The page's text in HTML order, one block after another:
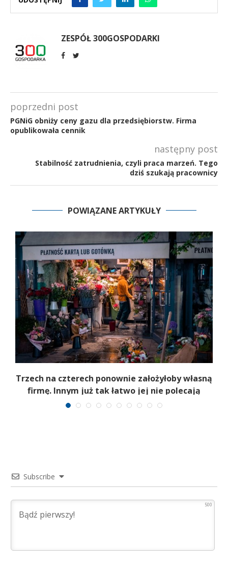
ZESPÓŁ 300GOSPODARKI
poprzedni post
PGNiG obniży ceny gazu dla przedsiębiorstw. Firma
opublikowała cennik
następny post
Stabilność zatrudnienia, czyli praca marzeń. Tego
dziś szukają pracownicy
POWIĄZANE ARTYKUŁY
Trzech na czterech ponownie założyłoby własną
firmę. Innym już tak łatwo jej nie polecają
Subscribe
500